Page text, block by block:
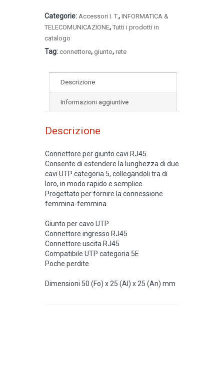
Categorie: Accessori I. T., INFORMATICA &
TELECOMUNICAZIONE, Tutti i prodotti in
catalogo
Tag: connettore, giunto, rete
Descrizione
Informazioni aggiuntive
Descrizione
Connettore per giunto cavi RJ45.
Consente di estendere la lunghezza di due
cavi UTP categoria 5, collegandoli tra di
loro, in modo rapido e semplice.
Progettato per fornire la connessione
femmina-femmina.
Giunto per cavo UTP
Connettore ingresso RJ45
Connettore uscita RJ45
Compatibile UTP categoria 5E
Poche perdite
Dimensioni 50 (Fo) x 25 (Al) x 25 (An) mm